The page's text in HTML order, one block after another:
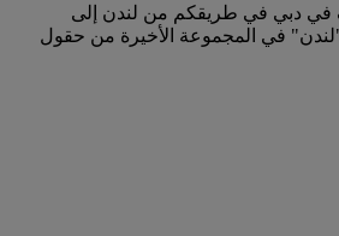
في دبي في طريقكم من لندن إلى
في المجموعة الأخيرة من حقول